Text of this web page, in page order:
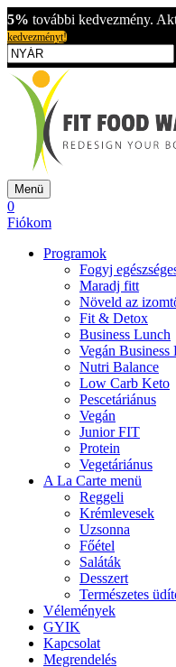
5% további kedvezmény.
kedvezményt!
Menü
0
Fiókom
Programok
Fogyj
Maradj fitt
Növeld az
Fit & Detox
Business Lunch
Vegán Business
Nutri Balance
Low Carb Keto
Pescetáriánus
Vegán
Junior FIT
Protein
Vegetáriánus
A La Carte menü
Reggeli
Krémlevesek
Uzsonna
Főétel
Saláták
Desszert
Természetes
Vélemények
GYIK
Kapcsolat
Megrendelés